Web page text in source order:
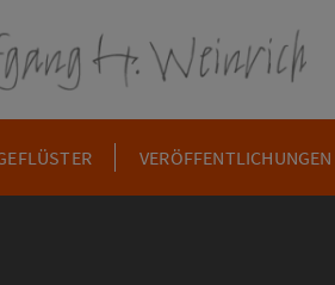
VERÖFFENTLICHUNGEN